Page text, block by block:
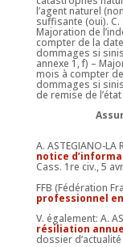
l’agent naturel
suffisante (oui). C.
Majoration de
compter de la
dommages si
annexe 1, f) –
mois à compter
dommages si
de remise de
A. ASTEGIANO-LA
notice
Cass. 1re civ., 5
FFB (Fédération
professionnel
V. également: A.
résiliation
dossier d’actualité